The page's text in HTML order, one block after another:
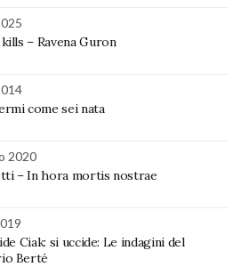
– Ravena Guron
come sei nata
2020
– In hora mortis nostrae
Ciak: si uccide: Le indagini del
Berté